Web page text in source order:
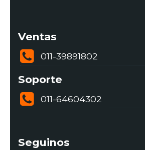
Ventas
011-39891802
Soporte
011-64604302
Seguinos